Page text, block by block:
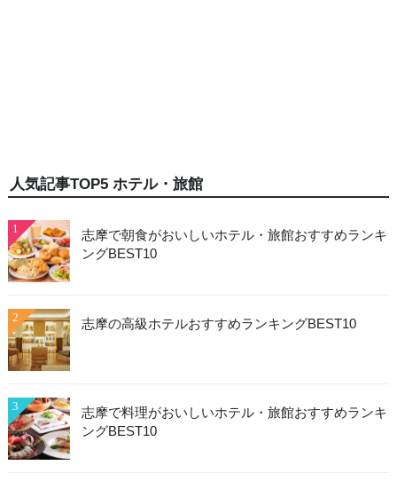
人気記事TOP5 ホテル・旅館
1
志摩で朝食がおいしいホテル・旅館おすすめランキ
ングBEST10
2 志摩の高級ホテルおすすめランキングBEST10
3
志摩で料理がおいしいホテル・旅館おすすめランキ
ングBEST10